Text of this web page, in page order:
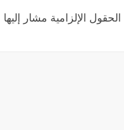
الحقول الإلزامية مشار إليها